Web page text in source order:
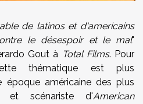
de latinos et d'americains
le désespoir et le mal"
Gout à Total Films. Pour
thématique est plus
époque américaine des plus
et scénariste d'American